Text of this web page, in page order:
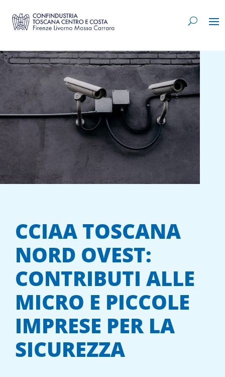
CCIAA TOSCANA
NORD OVEST:
CONTRIBUTI ALLE
MICRO E PICCOLE
IMPRESE PER LA
SICUREZZA